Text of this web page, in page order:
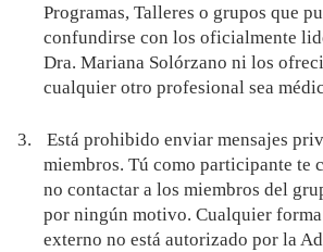
Programas, Talleres o grupos que
confundirse con los oficialmente
Dra. Mariana Solórzano ni los
cualquier otro profesional sea
3.
Está prohibido enviar mensajes
miembros. Tú como participante te
no contactar a los miembros del
por ningún motivo. Cualquier
externo no está autorizado por la